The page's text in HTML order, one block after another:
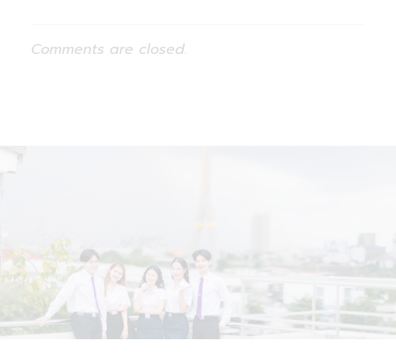
Comments are closed.